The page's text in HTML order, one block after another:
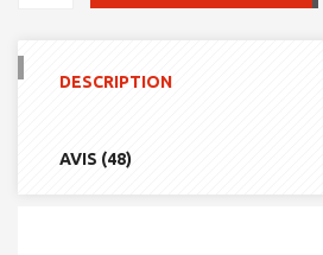
DESCRIPTION
AVIS (48)